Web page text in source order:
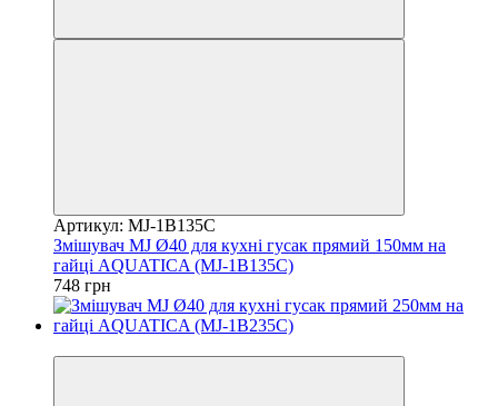
Артикул: MJ-1B135C
Змішувач MJ Ø40 для кухні гусак прямий 150мм на
гайці AQUATICA (MJ-1B135C)
748 грн